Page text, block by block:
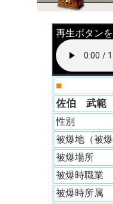
再生ボタン
■
佐伯 武範
性別
被爆地（被爆
被爆場所
被爆時職業
被爆時所属